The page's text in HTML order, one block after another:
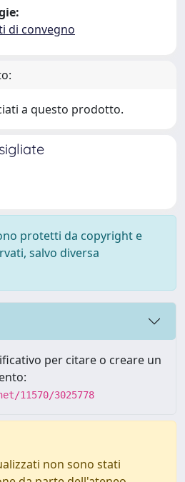
di convegno
a questo prodotto.
protetti da copyright e
salvo diversa
per citare o creare un
11570/3025778
non sono stati